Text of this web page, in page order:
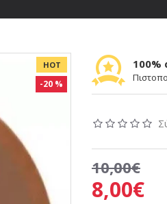
HOT
-20 %
100%
8,00€
10,00€